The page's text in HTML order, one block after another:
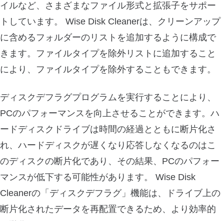
イルなど、さまざまなファイル形式と拡張子をサポー
トしています。 Wise Disk Cleanerは、クリーンアップ
に含めるフォルダーのリストを追加するように構成で
きます。ファイルタイプを除外リストに追加すること
により、ファイルタイプを除外することもできます。
ディスクデフラグプログラムを実行することにより、
PCのパフォーマンスを向上させることができます。ハ
ードディスクドライブは時間の経過とともに断片化さ
れ、ハードディスクが遅くなり応答しなくなるのはこ
のディスクの断片化であり、その結果、PCのパフォー
マンスが低下する可能性があります。 Wise Disk
Cleanerの「ディスクデフラグ」機能は、ドライブ上の
断片化されたデータを再配置できるため、より効率的